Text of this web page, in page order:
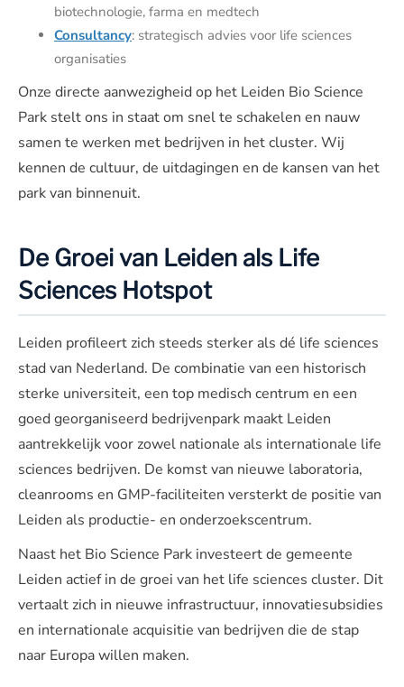
biotechnologie, farma en medtech
Consultancy: strategisch advies voor life sciences
organisaties
Onze directe aanwezigheid op het Leiden Bio Science
Park stelt ons in staat om snel te schakelen en nauw
samen te werken met bedrijven in het cluster. Wij
kennen de cultuur, de uitdagingen en de kansen van het
park van binnenuit.
De Groei van Leiden als Life
Sciences Hotspot
Leiden profileert zich steeds sterker als dé life sciences
stad van Nederland. De combinatie van een historisch
sterke universiteit, een top medisch centrum en een
goed georganiseerd bedrijvenpark maakt Leiden
aantrekkelijk voor zowel nationale als internationale life
sciences bedrijven. De komst van nieuwe laboratoria,
cleanrooms en GMP-faciliteiten versterkt de positie van
Leiden als productie- en onderzoekscentrum.
Naast het Bio Science Park investeert de gemeente
Leiden actief in de groei van het life sciences cluster. Dit
vertaalt zich in nieuwe infrastructuur, innovatiesubsidies
en internationale acquisitie van bedrijven die de stap
naar Europa willen maken.